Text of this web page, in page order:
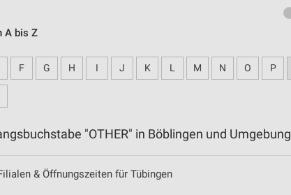
A bis Z
F G H I J K L M N O P
"OTHER" in Böblingen und Umgebung
& Öffnungszeiten für Tübingen